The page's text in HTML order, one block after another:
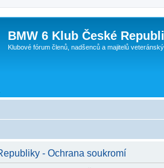
BMW 6 Klub České
Klubové fórum členů, nadšenců a majitelů
- Ochrana soukromí